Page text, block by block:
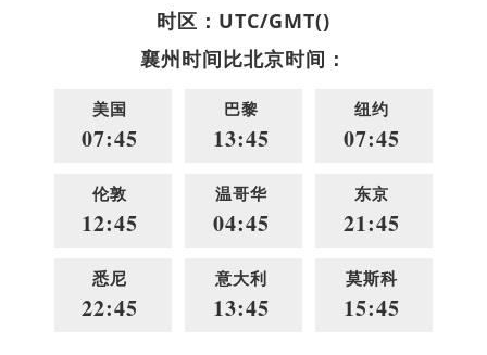
时区：UTC/GMT()
襄州时间比北京时间：
美国
07:45
巴黎
13:45
纽约
07:45
伦敦
12:45
温哥华
04:45
东京
21:45
悉尼
22:45
意大利
13:45
莫斯科
15:45